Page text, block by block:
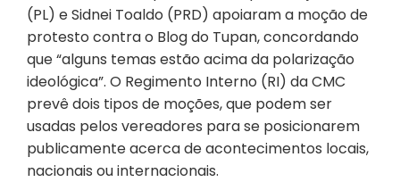
(PL) e Sidnei Toaldo (PRD) apoiaram a moção de
protesto contra o Blog do Tupan, concordando
que “alguns temas estão acima da polarização
ideológica”. O Regimento Interno (RI) da CMC
prevê dois tipos de moções, que podem ser
usadas pelos vereadores para se posicionarem
publicamente acerca de acontecimentos locais,
nacionais ou internacionais.